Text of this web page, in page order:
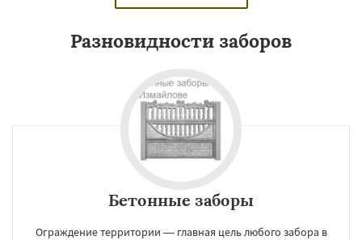
Разновидности заборов
Бетонные заборы
Ограждение территории — главная цель любого забора в